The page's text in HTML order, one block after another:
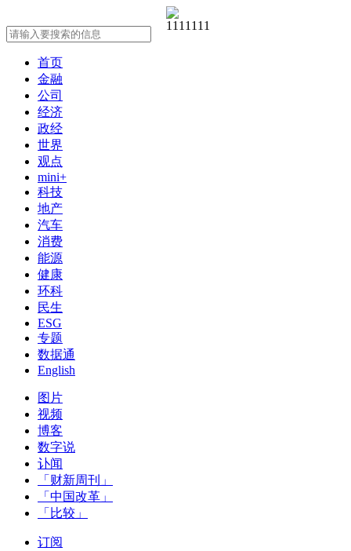
首页
金融
公司
经济
政经
世界
观点
mini+
科技
地产
汽车
消费
能源
健康
环科
民生
ESG
专题
数据通
English
图片
视频
博客
数字说
讣闻
「财新周刊」
「中国改革」
「比较」
订阅